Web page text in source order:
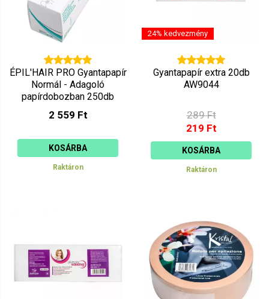
ÉPIL'HAIR PRO Gyantapapír
Normál - Adagoló
papírdobozban 250db
7410500
2 559 Ft
KOSÁRBA
Raktáron
24% kedvezmény
Gyantapapír extra 20db
AW9044
289 Ft
219 Ft
KOSÁRBA
Raktáron